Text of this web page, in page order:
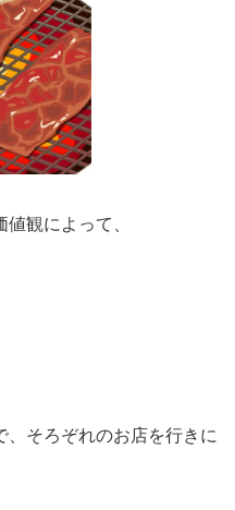
観によって、
、そろぞれのお店を行きに